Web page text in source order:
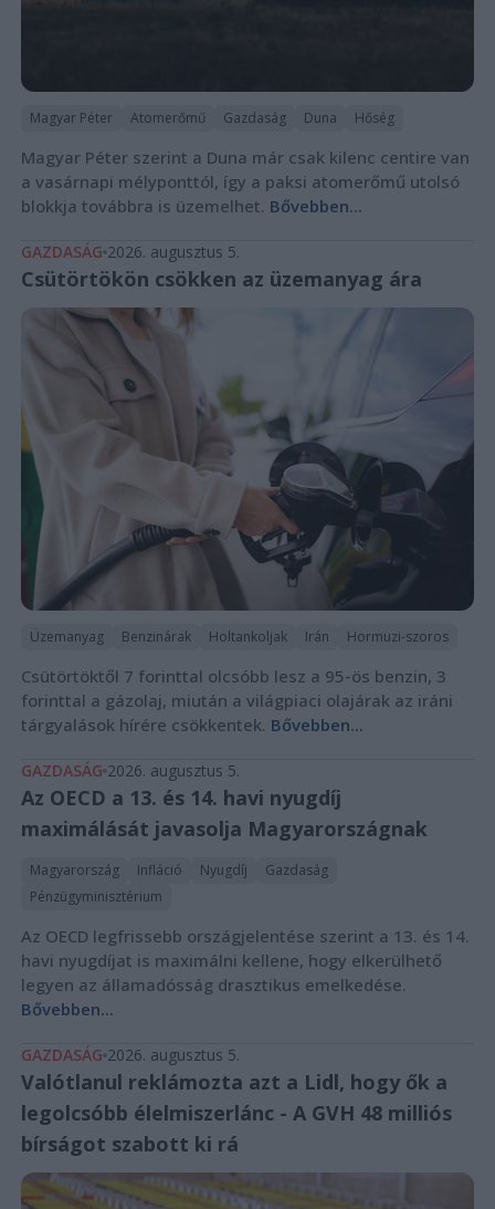
Magyar Péter Atomerőmű Gazdaság Duna Hőség
Magyar Péter szerint a Duna már csak kilenc centire van
a vasárnapi mélyponttól, így a paksi atomerőmű utolsó
blokkja továbbra is üzemelhet. Bővebben...
GAZDASÁG 2026. augusztus 5.
Csütörtökön csökken az üzemanyag ára
Üzemanyag Benzinárak Holtankoljak Irán Hormuzi-szoros
Csütörtöktől 7 forinttal olcsóbb lesz a 95-ös benzin, 3
forinttal a gázolaj, miután a világpiaci olajárak az iráni
tárgyalások hírére csökkentek. Bővebben...
GAZDASÁG 2026. augusztus 5.
Az OECD a 13. és 14. havi nyugdíj
maximálását javasolja Magyarországnak
Magyarország Infláció Nyugdíj
Gazdaság
Pénzügyminisztérium
Az OECD legfrissebb országjelentése szerint a 13. és 14.
havi nyugdíjat is maximálni kellene, hogy elkerülhető
legyen az államadósság drasztikus emelkedése.
Bővebben...
GAZDASÁG 2026. augusztus 5.
Valótlanul reklámozta azt a Lidl, hogy ők a
legolcsóbb élelmiszerlánc - A GVH 48 milliós
bírságot szabott ki rá